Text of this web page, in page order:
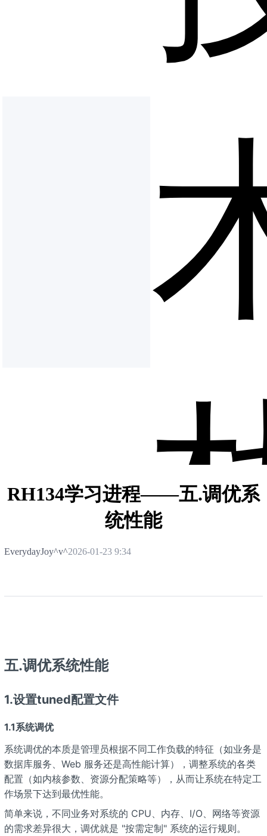
RH134学习进程——五.调优系
统性能
EverydayJoy^v^2026-01-23 9:34
五.调优系统性能
1.设置tuned配置文件
1.1系统调优
系统调优的本质是管理员根据不同工作负载的特征（如业务是
数据库服务、Web 服务还是高性能计算），调整系统的各类
配置（如内核参数、资源分配策略等），从而让系统在特定工
作场景下达到最优性能。
简单来说，不同业务对系统的 CPU、内存、I/O、网络等资源
的需求差异很大，调优就是 "按需定制" 系统的运行规则。